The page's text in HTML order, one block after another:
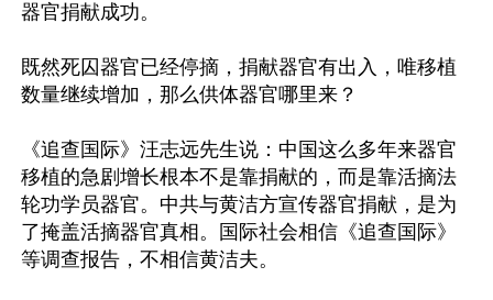
器官捐献成功。
既然死囚器官已经停摘，捐献器官有出入，唯移植
数量继续增加，那么供体器官哪里来？
《追查国际》汪志远先生说：中国这么多年来器官
移植的急剧增长根本不是靠捐献的，而是靠活摘法
轮功学员器官。中共与黄洁方宣传器官捐献，是为
了掩盖活摘器官真相。国际社会相信《追查国际》
等调查报告，不相信黄洁夫。